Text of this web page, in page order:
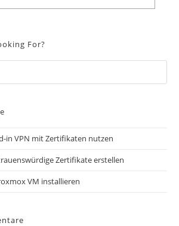
For?
in VPN mit Zertifikaten nutzen
Zertifikate erstellen
VM installieren